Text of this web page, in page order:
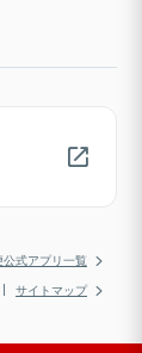
公式アプリ一覧
サイトマップ